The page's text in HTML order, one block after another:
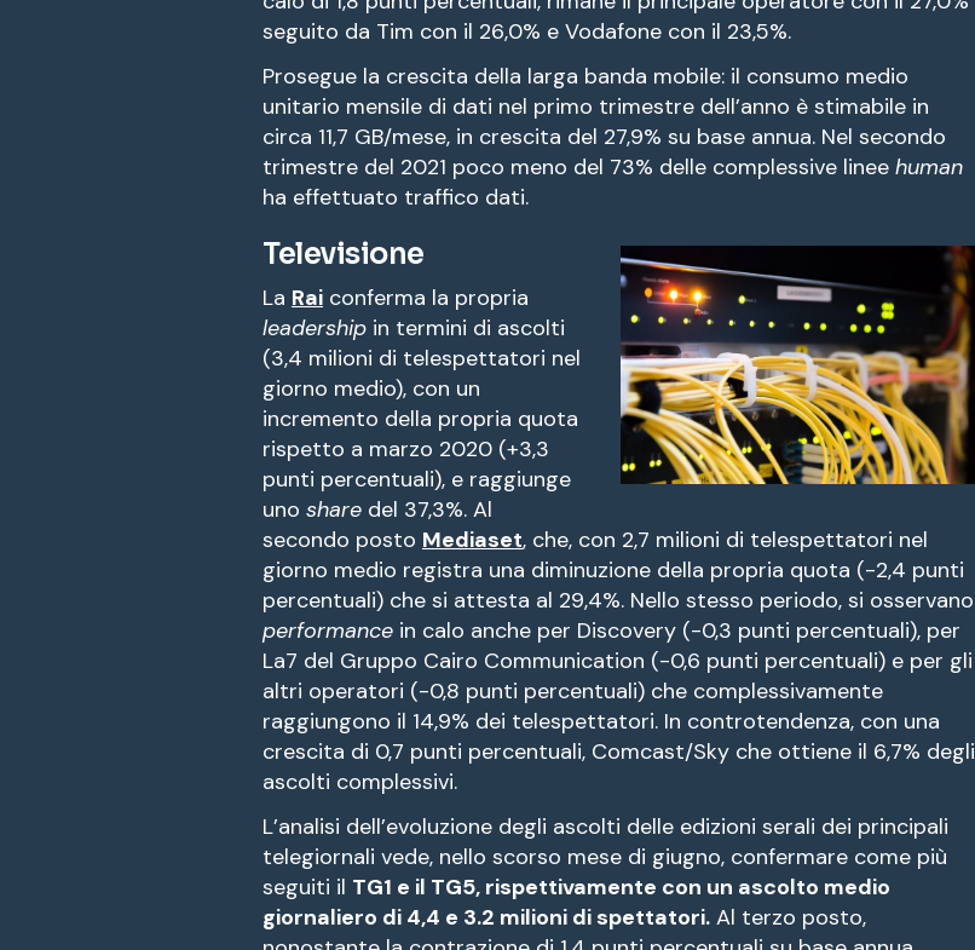
seguito da Tim con il 26,0% e Vodafone con il 23,5%.
Prosegue la crescita della larga banda mobile: il consumo medio
unitario mensile di dati nel primo trimestre dell’anno è stimabile in
circa 11,7 GB/mese, in crescita del 27,9% su base annua. Nel secondo
trimestre del 2021 poco meno del 73% delle complessive linee human
ha effettuato traffico dati.
Televisione
La Rai conferma la propria
leadership in termini di ascolti
(3,4 milioni di telespettatori nel
giorno medio), con un
incremento della propria quota
rispetto a marzo 2020 (+3,3
punti percentuali), e raggiunge
uno share del 37,3%. Al
secondo posto Mediaset, che, con 2,7 milioni di telespettatori nel
giorno medio registra una diminuzione della propria quota (-2,4 punti
percentuali) che si attesta al 29,4%. Nello stesso periodo, si osservano
performance in calo anche per Discovery (-0,3 punti percentuali), per
La7 del Gruppo Cairo Communication (-0,6 punti percentuali) e per gli
altri operatori (-0,8 punti percentuali) che complessivamente
raggiungono il 14,9% dei telespettatori. In controtendenza, con una
crescita di 0,7 punti percentuali, Comcast/Sky che ottiene il 6,7% degli
ascolti complessivi.
L’analisi dell’evoluzione degli ascolti delle edizioni serali dei principali
telegiornali vede, nello scorso mese di giugno, confermare come più
seguiti il TG1 e il TG5, rispettivamente con un ascolto medio
giornaliero di 4,4 e 3.2 milioni di spettatori. Al terzo posto,